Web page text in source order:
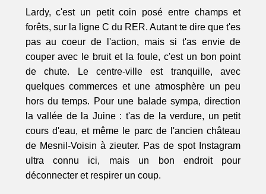
Lardy, c'est un petit coin posé entre champs et
forêts, sur la ligne C du RER. Autant te dire que t'es
pas au coeur de l'action, mais si t'as envie de
couper avec le bruit et la foule, c'est un bon point
de chute. Le centre-ville est tranquille, avec
quelques commerces et une atmosphère un peu
hors du temps. Pour une balade sympa, direction
la vallée de la Juine : t'as de la verdure, un petit
cours d'eau, et même le parc de l'ancien château
de Mesnil-Voisin à zieuter. Pas de spot Instagram
ultra connu ici, mais un bon endroit pour
déconnecter et respirer un coup.